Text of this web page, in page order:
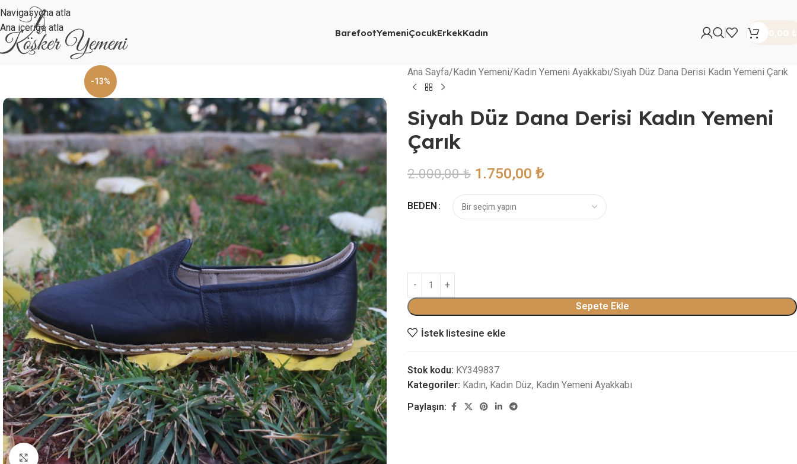
Navigasyona atla
Ana içeriğe atla
BarefootYemeniÇocukErkekKadın
-13%
Resmi büyütmek için tıklayın
Ana Sayfa Kadın Yemeni Kadın Yemeni Ayakkabı Siyah Düz Dana Derisi Kadın Yemeni Çarık
Siyah Düz Dana Derisi Kadın Yemeni
Çarık
2.000,00₺ 1.750,00₺
BEDEN
Sepete Ekle
İstek listesine ekle
Stok kodu: KY349837
Kategoriler: Kadın, Kadın Düz, Kadın Yemeni Ayakkabı
Paylaşın: